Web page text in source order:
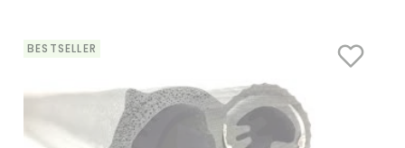
BESTSELLER